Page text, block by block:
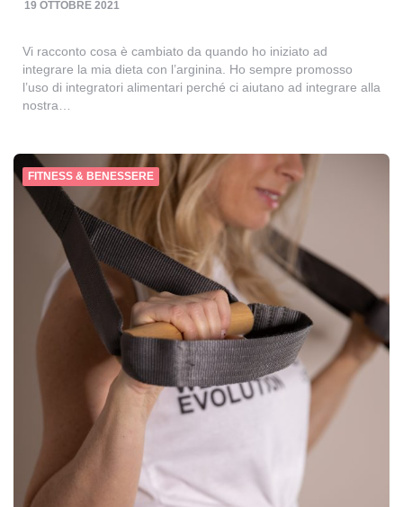
19 OTTOBRE 2021
Vi racconto cosa è cambiato da quando ho iniziato ad
integrare la mia dieta con l’arginina. Ho sempre promosso
l’uso di integratori alimentari perché ci aiutano ad integrare alla
nostra…
FITNESS & BENESSERE